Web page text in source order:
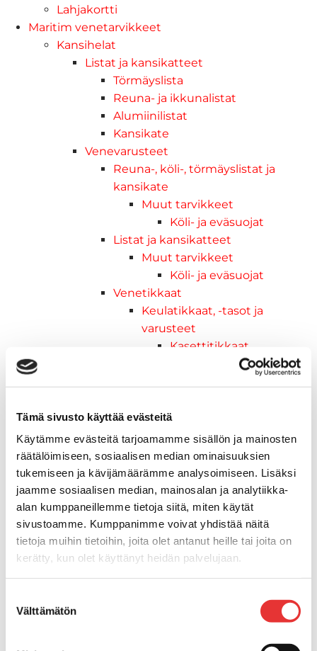
Tämä sivusto käyttää evästeitä
Käytämme evästeitä tarjoamamme sisällön ja mainosten
räätälöimiseen, sosiaalisen median ominaisuuksien
tukemiseen ja kävijämäärämme analysoimiseen. Lisäksi
jaamme sosiaalisen median, mainosalan ja analytiikka-
alan kumppaneillemme tietoja siitä, miten käytät
sivustoamme. Kumppanimme voivat yhdistää näitä
tietoja muihin tietoihin, joita olet antanut heille tai joita on
kerätty, kun olet käyttänyt heidän palvelujaan.
valinta
Välttämätön
Lahjakortti
Maritim venetarvikkeet
Kansihelat
Listat ja kansikatteet
Törmäyslista
Reuna- ja ikkunalistat
Alumiinilistat
Kansikate
Venevarusteet
Reuna-, köli-, törmäyslistat ja
kansikate
Muut tarvikkeet
Köli- ja eväsuojat
Listat ja kansikatteet
Muut tarvikkeet
Köli- ja eväsuojat
Venetikkaat
Keulatikkaat, -tasot ja
varusteet
Kasettitikkaat
Keulatikkaat
Kaidevaijerit, -verkot ja
päätehelat
Keulatikkaat, -tasot ja
varusteet
Keulakaiteet ja
kaidepylväät
Kansiluukut, ikkunat ja verhot
Luukut, hyttysverkot ja
rullaverhot
Kansiluukut